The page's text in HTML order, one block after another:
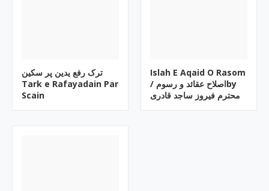
ترک رفع یدین پر سکین
Tark e Rafayadain Par
Scain
Islah E Aqaid O Rasom
/ اصلاح عقائد و رسومby
محترم فیروز ساجد قادری